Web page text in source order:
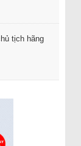
tịch hãng